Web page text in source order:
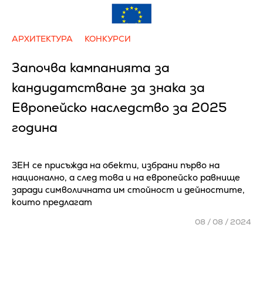
АРХИТЕКТУРА КОНКУРСИ
Започва кампанията за
кандидатстване за знака за
Европейско наследство за 2025
година
ЗЕН се присъжда на обекти, избрани първо на
национално, а след това и на европейско равнище
заради символичната им стойност и дейностите,
които предлагат
08 / 08 / 2024